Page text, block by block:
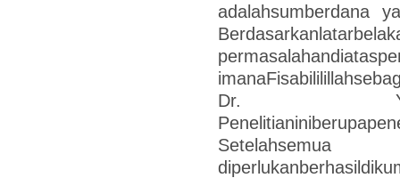
adalahsumberdana
Dr.